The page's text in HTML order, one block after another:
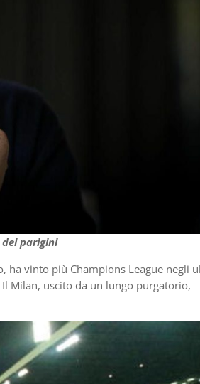
parigini
ha vinto più Champions League negli
Milan, uscito da un lungo purgatorio,